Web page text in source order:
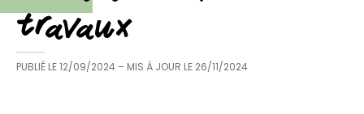
travaux
PUBLIÉ LE12/09/2024 – MIS À JOUR LE 26/11/2024